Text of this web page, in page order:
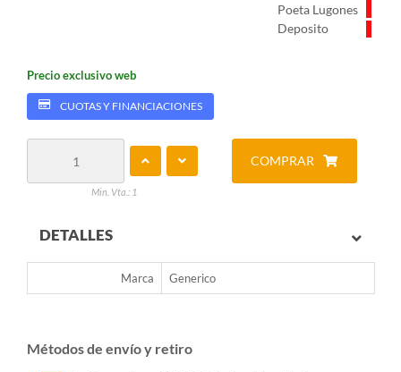
Poeta Lugones
Deposito
Precio exclusivo web
CUOTAS Y FINANCIACIONES
Min. Vta.: 1
COMPRAR
DETALLES
Marca Generico
Métodos de envío y retiro